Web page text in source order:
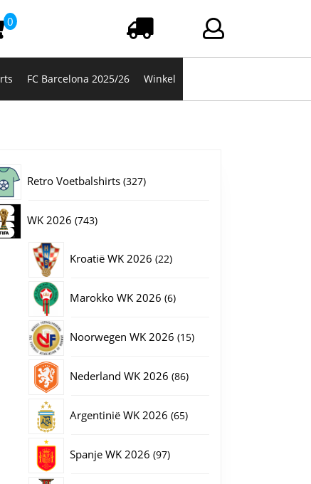
Winkelwagen
0
FC Barcelona 2025/26 Winkel
Retro Voetbalshirts 327327
WK 2026 743743
Kroatië WK 2026 2222
Marokko WK 2026 66
Noorwegen WK 2026 1515
Nederland WK 2026 8686
Argentinië WK 2026 6565
Spanje WK 2026 9797